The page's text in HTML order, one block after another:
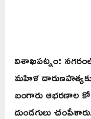
విశాఖపట్నం:
మహిళ
బంగారు ఆభరణాల
దుండగులు